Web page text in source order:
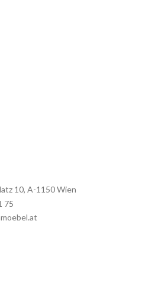
10, A-1150 Wien
75